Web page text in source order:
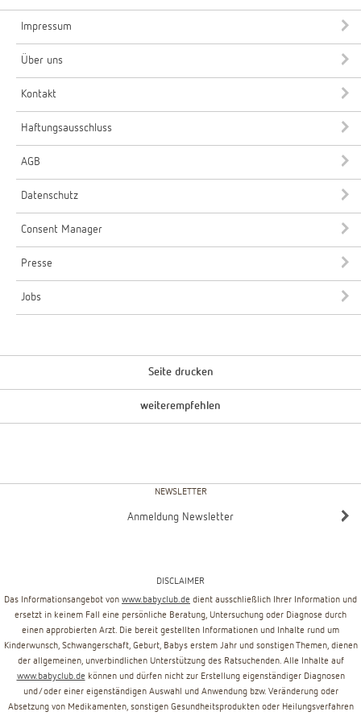
Impressum
Über uns
Kontakt
Haftungsausschluss
AGB
Datenschutz
Consent Manager
Presse
Jobs
Seite drucken
weiterempfehlen
NEWSLETTER
Anmeldung Newsletter
DISCLAIMER
Das Informationsangebot von www.babyclub.de dient ausschließlich Ihrer Information und
ersetzt in keinem Fall eine persönliche Beratung, Untersuchung oder Diagnose durch
einen approbierten Arzt. Die bereit gestellten Informationen und Inhalte rund um
Kinderwunsch, Schwangerschaft, Geburt, Babys erstem Jahr und sonstigen Themen, dienen
der allgemeinen, unverbindlichen Unterstützung des Ratsuchenden. Alle Inhalte auf
www.babyclub.de können und dürfen nicht zur Erstellung eigenständiger Diagnosen
und/oder einer eigenständigen Auswahl und Anwendung bzw. Veränderung oder
Absetzung von Medikamenten, sonstigen Gesundheitsprodukten oder Heilungsverfahren